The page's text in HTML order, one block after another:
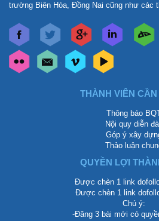
trường Biên Hòa, Đồng Nai cũng như các
THÀNH VIÊN
Thông báo
Nội quy diễn
Góp ý xây
Thảo luận
QUYỀN LỢI
Được chèn 1 link
Được chèn 1 link
Chú ý:
-Đăng 3 bài mới có